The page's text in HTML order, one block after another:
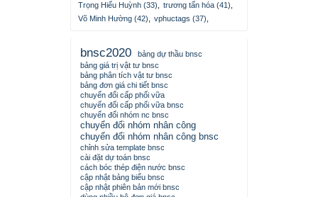
Trọng Hiếu Huỳnh (33)
trương tấn hóa (41)
Võ Minh Hường (42)
vphuctags (37)
bnsc2020
bảng dự thầu bnsc
bảng giá trị vật tư bnsc
bảng phân tích vật tư bnsc
bảng đơn giá chi tiết bnsc
chuyển đổi cấp phối vữa
chuyển đổi cấp phối vữa bnsc
chuyển đổi nhóm nc bnsc
chuyển đổi nhóm nhân công
chuyển đổi nhóm nhân công bnsc
chỉnh sửa template bnsc
cài đặt dự toán bnsc
cách bóc thép điện nước bnsc
cập nhật bảng biểu bnsc
cập nhật phiên bản mới bnsc